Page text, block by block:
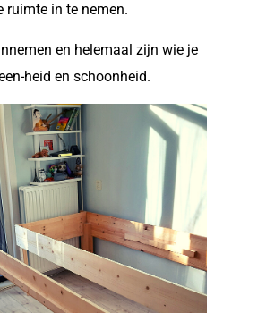
ruimte in te nemen.
en helemaal zijn wie je
heid en schoonheid.